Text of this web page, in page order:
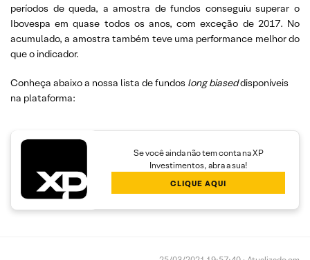
períodos de queda, a amostra de fundos conseguiu superar o
Ibovespa em quase todos os anos, com exceção de 2017. No
acumulado, a amostra também teve uma performance melhor do
que o indicador.
Conheça abaixo a nossa lista de fundos long biaseddisponíveis
na plataforma:
Se você ainda não tem conta na XP
Investimentos, abra a sua!
CLIQUE AQUI